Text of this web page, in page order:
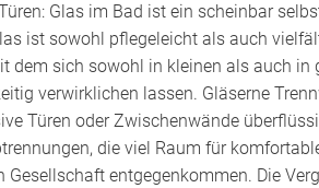
Glas im Bad ist ein scheinbar
ist sowohl pflegeleicht als auch
dem sich sowohl in kleinen als auch
verwirklichen lassen. Gläserne
Türen oder Zwischenwände
die viel Raum für
Gesellschaft entgegenkommen. Die